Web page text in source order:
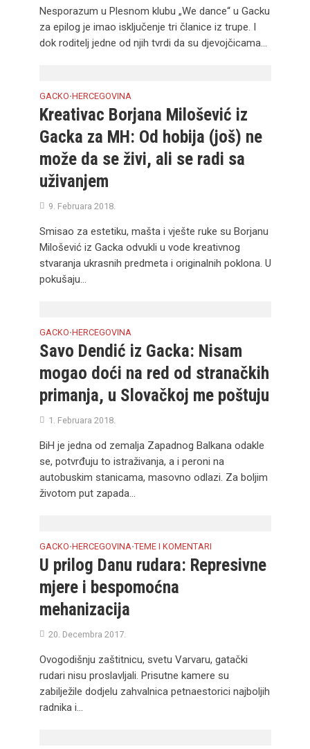
Nesporazum u Plesnom klubu „We dance“ u Gacku
za epilog je imao isključenje tri članice iz trupe. I
dok roditelj jedne od njih tvrdi da su djevojčicama...
GACKO•HERCEGOVINA
Kreativac Borjana Milošević iz
Gacka za MH: Od hobija (još) ne
može da se živi, ali se radi sa
uživanjem
9. Februara 2018.
Smisao za estetiku, mašta i vješte ruke su Borjanu
Milošević iz Gacka odvukli u vode kreativnog
stvaranja ukrasnih predmeta i originalnih poklona. U
pokušaju...
GACKO•HERCEGOVINA
Savo Dendić iz Gacka: Nisam
mogao doći na red od stranačkih
primanja, u Slovačkoj me poštuju
1. Februara 2018.
BiH je jedna od zemalja Zapadnog Balkana odakle
se, potvrđuju to istraživanja, a i peroni na
autobuskim stanicama, masovno odlazi. Za boljim
životom put zapada...
GACKO•HERCEGOVINA•TEME I KOMENTARI
U prilog Danu rudara: Represivne
mjere i bespomoćna
mehanizacija
20. Decembra 2017.
Ovogodišnju zaštitnicu, svetu Varvaru, gatački
rudari nisu proslavljali. Prisutne kamere su
zabilježile dodjelu zahvalnica petnaestorici najboljih
radnika i...